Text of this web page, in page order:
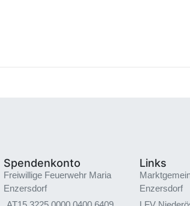
Spendenkonto
Freiwillige Feuerwehr Maria
Enzersdorf
Links
Enzersdorf